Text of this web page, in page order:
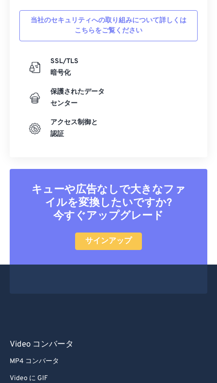
当社のセキュリティへの取り組みについて詳しくは
こちらをご覧ください
SSL/TLS
暗号化
保護されたデータ
センター
アクセス制御と
認証
キューや広告なしで大きなファ
イルを変換したいですか?
今すぐアップグレード
サインアップ
Video コンバータ
MP4 コンバータ
Video に GIF